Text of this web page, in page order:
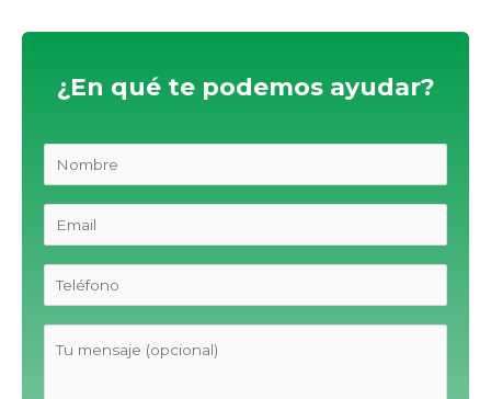
¿En qué te podemos ayudar?